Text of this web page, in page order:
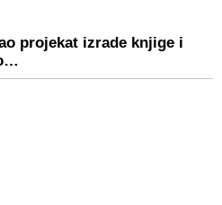
projekat izrade knjige i